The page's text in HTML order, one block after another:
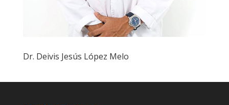
Dr. Deivis Jesús López Melo